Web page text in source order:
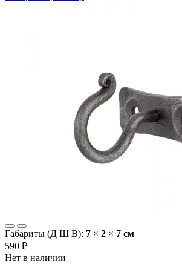
Габариты (Д Ш В): 7 × 2 × 7 cм
590 ₽
Нет в наличии